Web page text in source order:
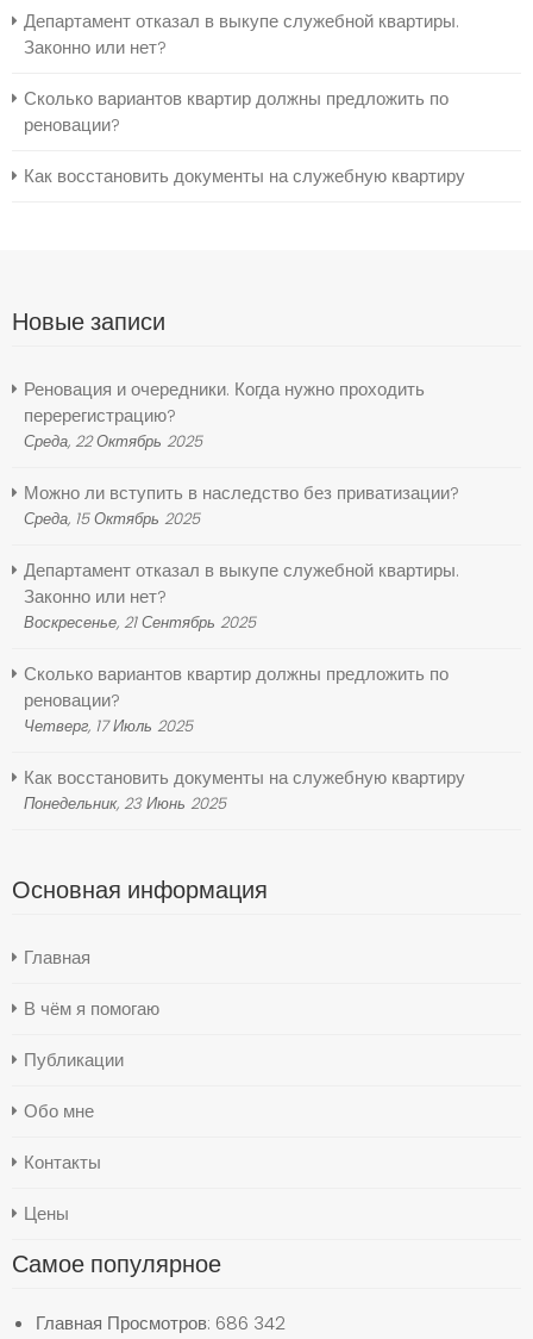
Департамент отказал в выкупе служебной квартиры.
Законно или нет?
Сколько вариантов квартир должны предложить по
реновации?
Как восстановить документы на служебную квартиру
Новые записи
Реновация и очередники. Когда нужно проходить
перерегистрацию?
Среда, 22 Октябрь 2025
Можно ли вступить в наследство без приватизации?
Среда, 15 Октябрь 2025
Департамент отказал в выкупе служебной квартиры.
Законно или нет?
Воскресенье, 21 Сентябрь 2025
Сколько вариантов квартир должны предложить по
реновации?
Четверг, 17 Июль 2025
Как восстановить документы на служебную квартиру
Понедельник, 23 Июнь 2025
Основная информация
Главная
В чём я помогаю
Публикации
Обо мне
Контакты
Цены
Самое популярное
Главная Просмотров: 686 342